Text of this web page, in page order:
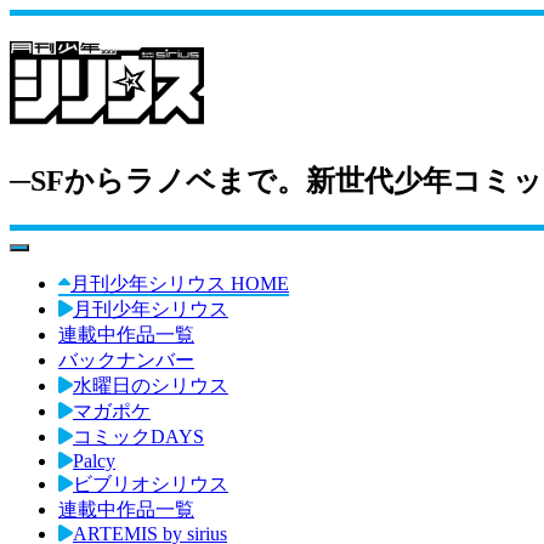
─SFからラノベまで。新世代少年コミ
toggle navigation
月刊少年シリウス HOME
月刊少年シリウス
連載中作品一覧
バックナンバー
水曜日のシリウス
マガポケ
コミックDAYS
Palcy
ビブリオシリウス
連載中作品一覧
ARTEMIS by sirius